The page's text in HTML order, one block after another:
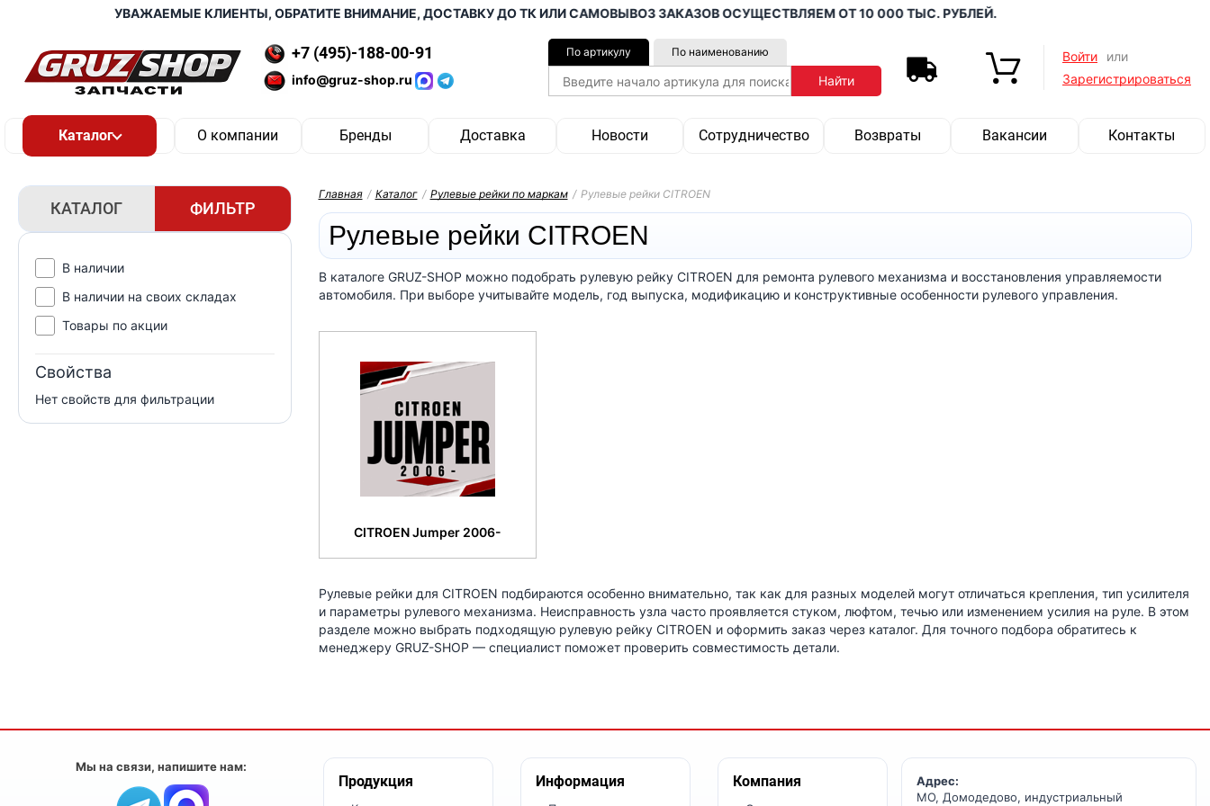
УВАЖАЕМЫЕ КЛИЕНТЫ, ОБРАТИТЕ ВНИМАНИЕ, ДОСТАВКУ ДО ТК ИЛИ САМОВЫВОЗ ЗАКАЗОВ ОСУЩЕСТВЛЯЕМ ОТ 10 000 ТЫС. РУБЛЕЙ.
+7 (495)-188-00-91
info@gruz-shop.ru
По артикулу По наименованию Войти
или
Зарегистрироваться
О компании Бренды Доставка Новости Сотрудничество Возвраты Вакансии Контакты
КАТАЛОГ ФИЛЬТР
В наличии
В наличии на своих складах
Товары по акции
Свойства
Нет свойств для фильтрации
Главная / Каталог / Рулевые рейки по маркам / Рулевые рейки CITROEN
Рулевые рейки CITROEN
В каталоге GRUZ-SHOP можно подобрать рулевую рейку CITROEN для ремонта рулевого механизма и восстановления управляемости
автомобиля. При выборе учитывайте модель, год выпуска, модификацию и конструктивные особенности рулевого управления.
CITROEN Jumper 2006-
Рулевые рейки для CITROEN подбираются особенно внимательно, так как для разных моделей могут отличаться крепления, тип усилителя
и параметры рулевого механизма. Неисправность узла часто проявляется стуком, люфтом, течью или изменением усилия на руле. В этом
разделе можно выбрать подходящую рулевую рейку CITROEN и оформить заказ через каталог. Для точного подбора обратитесь к
менеджеру GRUZ-SHOP — специалист поможет проверить совместимость детали.
Мы на связи, напишите нам:
Продукция Информация Компания
Адрес:
МО, Домодедово, индустриальный